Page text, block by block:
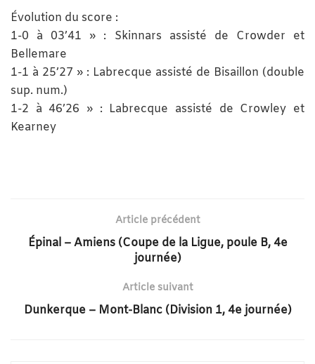
Évolution du score :
1-0 à 03’41 » : Skinnars assisté de Crowder et
Bellemare
1-1 à 25’27 » : Labrecque assisté de Bisaillon (double
sup. num.)
1-2 à 46’26 » : Labrecque assisté de Crowley et
Kearney
Article précédent
Épinal – Amiens (Coupe de la Ligue, poule B, 4e
journée)
Article suivant
Dunkerque – Mont-Blanc (Division 1, 4e journée)